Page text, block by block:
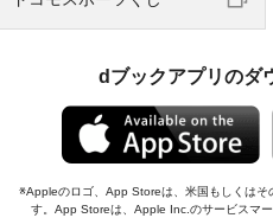
dブックアプリのダ
Appleのロゴ、App Storeは、米国もしくは
す。App Storeは、Apple Inc.のサービスマー